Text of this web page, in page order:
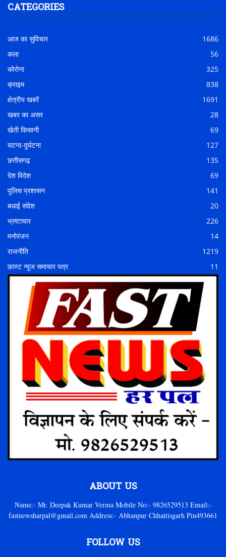
CATEGORIES
आज का सुविचार
1686
कला
56
कोरोना
325
क्राइम
838
क्षेत्रीय खबरें
1691
खबर का असर
28
खेती किसानी
69
घटना-दुर्घटना
127
छत्तीसगढ़
135
देश विदेश
69
पुलिस प्रशासन
141
बधाई संदेश
20
भ्रष्टाचार
226
मनोरंजन
14
राजनीति
1219
फ़ास्ट न्यूज समाचार पत्र
11
ABOUT US
Name:- Mr. Deepak Kumar Verma Mobile No:- 9826529513 Email:-
fastnewsharpal@gmail.com Address:- Abhanpur Chhattisgarh Pin493661
FOLLOW US